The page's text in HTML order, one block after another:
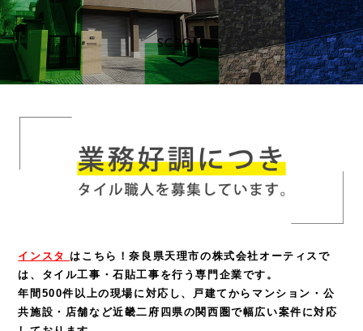
インスタ はこちら！奈良県天理市の株式会社オーティスで
は、タイル工事・石貼工事を行う専門企業です。
年間500件以上の現場に対応し、戸建てからマンション・公
共施設・店舗など近畿二府四県の関西圏で幅広い案件に対応